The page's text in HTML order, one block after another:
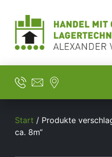
Start / Produkte
ca. 8m“